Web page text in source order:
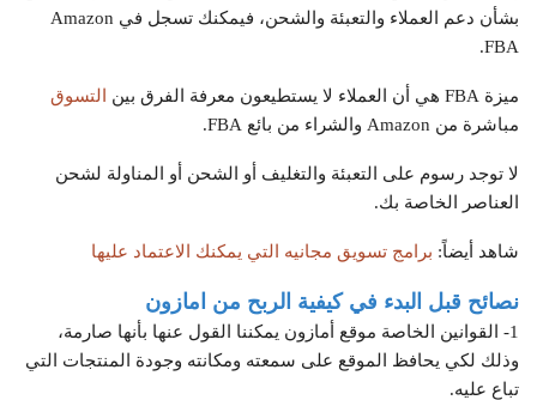
بشأن دعم العملاء والتعبئة والشحن، فيمكنك تسجل في Amazon
FBA.
ميزة FBA هي أن العملاء لا يستطيعون معرفة الفرق بين
التسوق
مباشرة من Amazon والشراء من بائع FBA.
لا توجد رسوم على التعبئة والتغليف أو الشحن أو المناولة لشحن
العناصر الخاصة بك.
شاهد أيضاً: برامج تسويق مجانيه التي يمكنك الاعتماد عليها
نصائح قبل البدء في كيفية الربح من امازون
1- القوانين الخاصة موقع أمازون يمكننا القول عنها بأنها صارمة،
وذلك لكي يحافظ الموقع على سمعته ومكانته وجودة المنتجات التي
تباع عليه.